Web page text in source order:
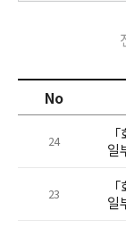
No
24
일
23
일